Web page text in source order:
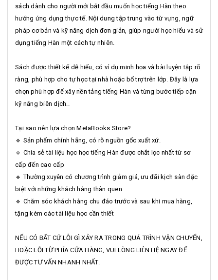
sách dành cho người mới bắt đầu muốn học tiếng Hàn theo
hướng ứng dụng thực tế. Nội dung tập trung vào từ vựng, ngữ
pháp cơ bản và kỹ năng dịch đơn giản, giúp người học hiểu và sử
dụng tiếng Hàn một cách tự nhiên.
Sách được thiết kế dễ hiểu, có ví dụ minh họa và bài luyện tập rõ
ràng, phù hợp cho tự học tại nhà hoặc bổ trợ trên lớp. Đây là lựa
chọn phù hợp để xây nền tảng tiếng Hàn và từng bước tiếp cận
kỹ năng biên dịch..
Tại sao nên lựa chọn MetaBooks Store?
🔹 Sản phẩm chính hãng, có rõ nguồn gốc xuất xứ.
🔹 Chia sẻ tài liệu học học tiếng Hàn được chắt lọc nhất từ sơ
cấp đến cao cấp
🔹 Thường xuyên có chương trình giảm giá, ưu đãi kịch sàn đặc
biệt với những khách hàng thân quen
🔹 Chăm sóc khách hàng chu đáo trước và sau khi mua hàng,
tặng kèm các tài liệu học cần thiết
NẾU CÓ BẤT CỨ LỖI GÌ XẢY RA TRONG QUÁ TRÌNH VẬN CHUYỂN,
HOẶC LỖI TỪ PHÍA CỬA HÀNG, VUI LÒNG LIÊN HỆ NGAY ĐỂ
ĐƯỢC TƯ VẤN NHANH NHẤT.